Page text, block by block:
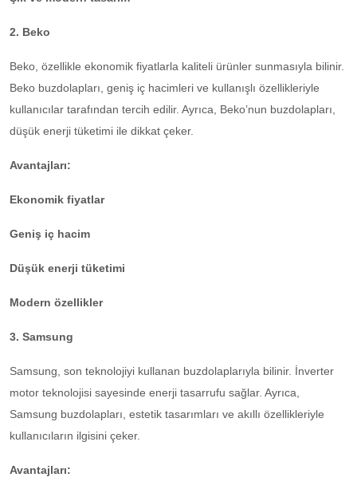
2. Beko
Beko, özellikle ekonomik fiyatlarla kaliteli ürünler sunmasıyla bilinir.
Beko buzdolapları, geniş iç hacimleri ve kullanışlı özellikleriyle
kullanıcılar tarafından tercih edilir. Ayrıca, Beko’nun buzdolapları,
düşük enerji tüketimi ile dikkat çeker.
Avantajları:
Ekonomik fiyatlar
Geniş iç hacim
Düşük enerji tüketimi
Modern özellikler
3. Samsung
Samsung, son teknolojiyi kullanan buzdolaplarıyla bilinir. İnverter
motor teknolojisi sayesinde enerji tasarrufu sağlar. Ayrıca,
Samsung buzdolapları, estetik tasarımları ve akıllı özellikleriyle
kullanıcıların ilgisini çeker.
Avantajları: